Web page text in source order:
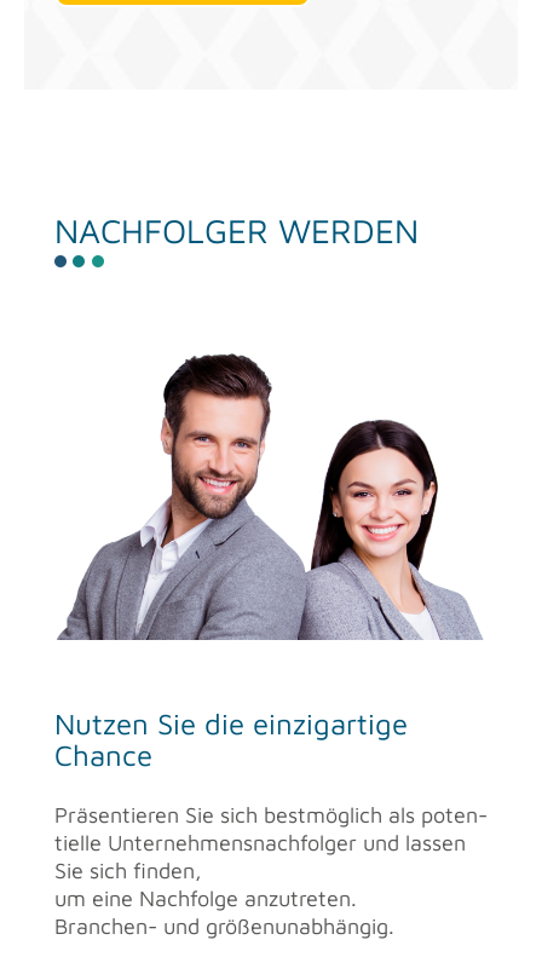
NACH­FOL­GER WER­DEN
Nut­zen Sie die ein­zig­ar­ti­ge
Chan­ce
Prä­sen­tie­ren Sie sich best­mög­lich als po­ten­
ti­el­le Un­ter­neh­mens­nach­fol­ger und las­sen
Sie sich fin­den,
um eine Nach­fol­ge an­zu­tre­ten.
Bran­chen- und grö­ßen­un­ab­hän­gig.